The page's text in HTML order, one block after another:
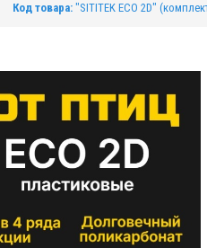
Код товара: "SITITEK ECO 2D"